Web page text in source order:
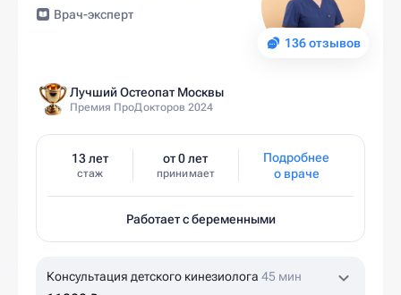
136 отзывов
Врач-эксперт
Лучший Остеопат Москвы
Премия ПроДокторов 2024
13 лет
стаж
от 0 лет
принимает
Подробнее
о враче
Работает с беременными
Консультация детского кинезиолога 45 мин